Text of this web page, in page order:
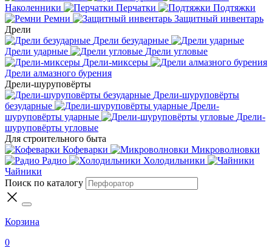
Наколенники
Перчатки
Подтяжки
Ремни
Защитный инвентарь
Дрели
Дрели безударные
Дрели ударные
Дрели угловые
Дрели-миксеры
Дрели алмазного бурения
Дрели-шуруповёрты
Дрели-шуруповёрты
безударные
Дрели-
шуруповёрты ударные
Дрели-
шуруповёрты угловые
Для строительного быта
Кофеварки
Микроволновки
Радио
Холодильники
Чайники
Поиск по каталогу
Корзина
0